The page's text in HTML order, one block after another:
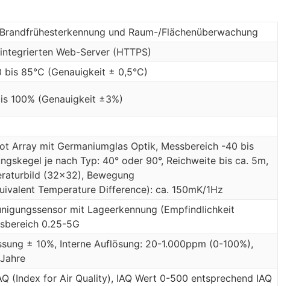
und Raum-/Flächenüberwachung
Web-Server (HTTPS)
bis 85°C (Genauigkeit ± 0,5°C)
100% (Genauigkeit ±3%)
Array mit Germaniumglas Optik, Messbereich -40 bis
je nach Typ: 40° oder 90°, Reichweite bis ca. 5m,
(32×32), Bewegung
Temperature Difference): ca. 150mK/1Hz
mit Lageerkennung (Empfindlichkeit
0.25-5G
± 10%, Interne Auflösung: 20-1.000ppm (0-100%),
(Index for Air Quality), IAQ Wert 0-500 entsprechend IAQ